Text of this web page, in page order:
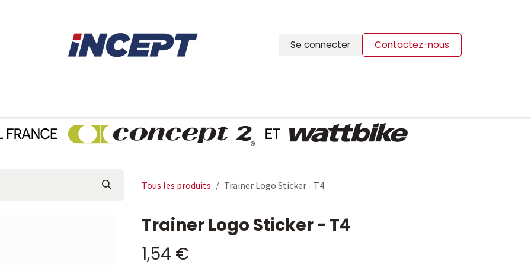
Se connecter Contactez-nous
Tous les produits Trainer Logo Sticker - T4
Trainer Logo Sticker - T4
1,54 €